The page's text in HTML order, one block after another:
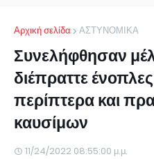
Αρχική σελίδα ΑΣΤΥΝΟΜΙΚΑ
Συνελήφθησαν
διέπραττε
περίπτερα και
καυσίμων
11/24/2022 08:55:00 μ.μ.